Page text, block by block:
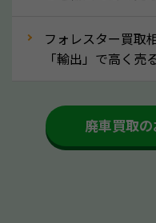
す。車内の汚れは簡
多いため、査定前に
大きな汚れがない限
するケースは少ない
フォレスター買取
「輸出」で高く売
廃車買取